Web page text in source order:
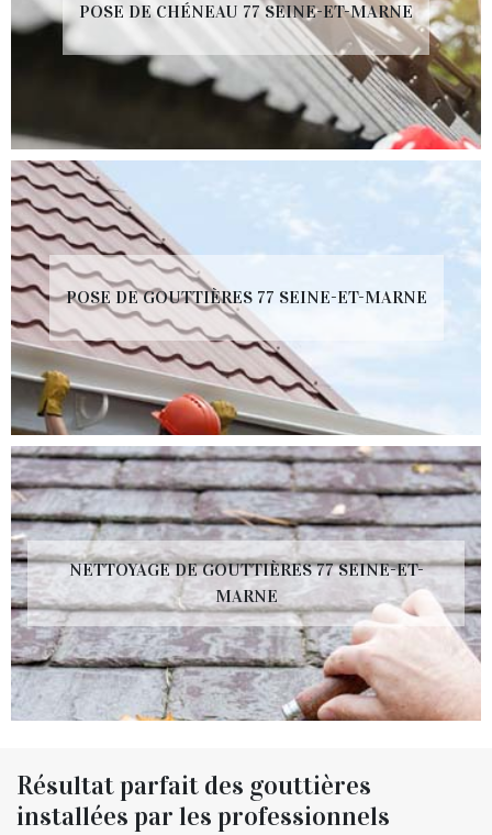
POSE DE CHÉNEAU 77 SEINE-ET-MARNE
POSE DE GOUTTIÈRES 77 SEINE-ET-MARNE
NETTOYAGE DE GOUTTIÈRES 77 SEINE-ET-
MARNE
Résultat parfait des gouttières
installées par les professionnels